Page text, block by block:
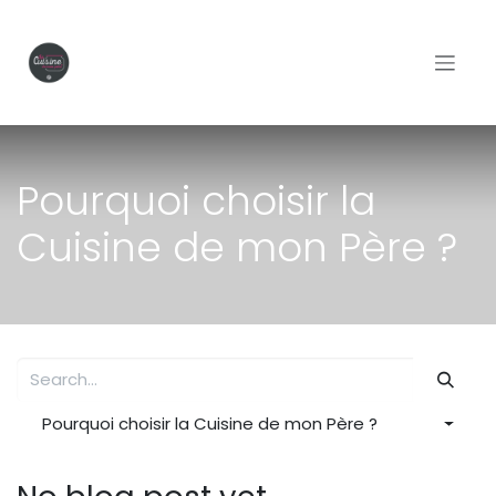
Pourquoi choisir la
Cuisine de mon Père ?
Pourquoi choisir la Cuisine de mon Père ?